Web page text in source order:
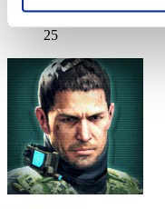
25